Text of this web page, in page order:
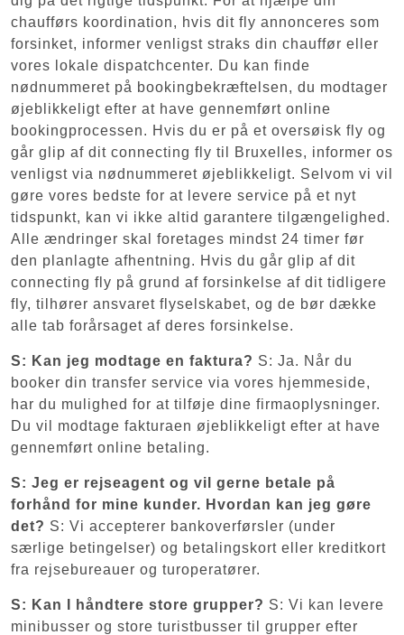
chaufførs koordination, hvis dit fly annonceres som
forsinket, informer venligst straks din chauffør eller
vores lokale dispatchcenter. Du kan finde
nødnummeret på bookingbekræftelsen, du modtager
øjeblikkeligt efter at have gennemført online
bookingprocessen. Hvis du er på et oversøisk fly og
går glip af dit connecting fly til Bruxelles, informer os
venligst via nødnummeret øjeblikkeligt. Selvom vi vil
gøre vores bedste for at levere service på et nyt
tidspunkt, kan vi ikke altid garantere tilgængelighed.
Alle ændringer skal foretages mindst 24 timer før
den planlagte afhentning. Hvis du går glip af dit
connecting fly på grund af forsinkelse af dit tidligere
fly, tilhører ansvaret flyselskabet, og de bør dække
alle tab forårsaget af deres forsinkelse.
S: Kan jeg modtage en faktura? S: Ja. Når du
booker din transfer service via vores hjemmeside,
har du mulighed for at tilføje dine firmaoplysninger.
Du vil modtage fakturaen øjeblikkeligt efter at have
gennemført online betaling.
S: Jeg er rejseagent og vil gerne betale på
forhånd for mine kunder. Hvordan kan jeg gøre
det? S: Vi accepterer bankoverførsler (under
særlige betingelser) og betalingskort eller kreditkort
fra rejsebureauer og turoperatører.
S: Kan I håndtere store grupper? S: Vi kan levere
minibusser og store turistbusser til grupper efter